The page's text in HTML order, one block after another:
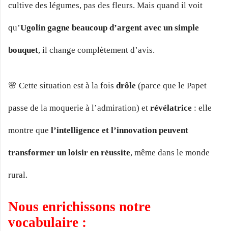
cultive des légumes, pas des fleurs. Mais quand il voit
qu’Ugolin gagne beaucoup d’argent avec un simple
bouquet, il change complètement d’avis.
🌸 Cette situation est à la fois drôle (parce que le Papet
passe de la moquerie à l’admiration) et révélatrice : elle
montre que l’intelligence et l’innovation peuvent
transformer un loisir en réussite, même dans le monde
rural.
Nous enrichissons notre
vocabulaire :